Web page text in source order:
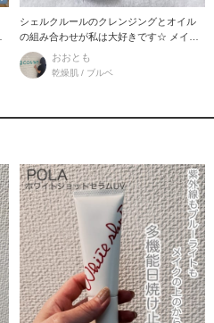
シェルクルールのクレンジングとオイル
の組み合わせが私は大好きです☆ メイク
を落と
おおとも
乾燥肌 / ブルベ